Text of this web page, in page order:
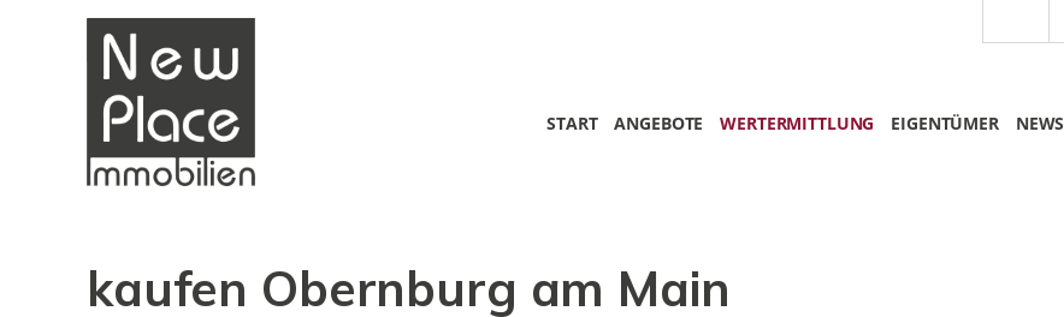
START ANGEBOTE WERTERMITTLUNG EIGENTÜMER NEWS
kaufen Obernburg am Main